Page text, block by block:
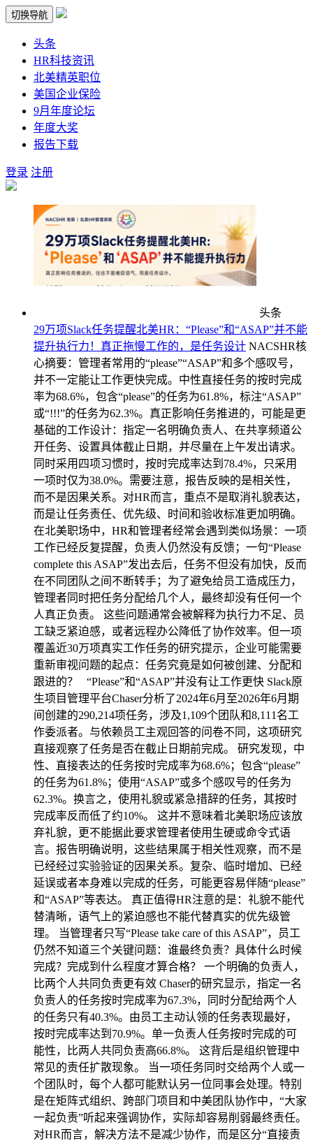
切换导航
头条
HR科技资讯
北美精英职位
美国企业保险
9月年度论坛
年度大奖
报告下载
登录 注册
头条
29万项Slack任务提醒北美HR：“Please”和“ASAP”并不能
提升执行力！真正拖慢工作的，是任务设计 NACSHR核
心摘要：管理者常用的“please”“ASAP”和多个感叹号，
并不一定能让工作更快完成。中性直接任务的按时完成
率为68.6%，包含“please”的任务为61.8%，标注“ASAP”
或“!!!”的任务为62.3%。真正影响任务推进的，可能是更
基础的工作设计：指定一名明确负责人、在共享频道公
开任务、设置具体截止日期，并尽量在上午发出请求。
同时采用四项习惯时，按时完成率达到78.4%，只采用
一项时仅为38.0%。需要注意，报告反映的是相关性，
而不是因果关系。对HR而言，重点不是取消礼貌表达，
而是让任务责任、优先级、时间和验收标准更加明确。
在北美职场中，HR和管理者经常会遇到类似场景：一项
工作已经反复提醒，负责人仍然没有反馈；一句“Please
complete this ASAP”发出去后，任务不但没有加快，反而
在不同团队之间不断转手；为了避免给员工造成压力，
管理者同时把任务分配给几个人，最终却没有任何一个
人真正负责。 这些问题通常会被解释为执行力不足、员
工缺乏紧迫感，或者远程办公降低了协作效率。但一项
覆盖近30万项真实工作任务的研究提示，企业可能需要
重新审视问题的起点：任务究竟是如何被创建、分配和
跟进的？ “Please”和“ASAP”并没有让工作更快 Slack原
生项目管理平台Chaser分析了2024年6月至2026年6月期
间创建的290,214项任务，涉及1,109个团队和8,111名工
作委派者。与依赖员工主观回答的问卷不同，这项研究
直接观察了任务是否在截止日期前完成。 研究发现，中
性、直接表达的任务按时完成率为68.6%；包含“please”
的任务为61.8%；使用“ASAP”或多个感叹号的任务为
62.3%。换言之，使用礼貌或紧急措辞的任务，其按时
完成率反而低了约10%。 这并不意味着北美职场应该放
弃礼貌，更不能据此要求管理者使用生硬或命令式语
言。报告明确说明，这些结果属于相关性观察，而不是
已经经过实验验证的因果关系。复杂、临时增加、已经
延误或者本身难以完成的任务，可能更容易伴随“please”
和“ASAP”等表达。 真正值得HR注意的是：礼貌不能代
替清晰，语气上的紧迫感也不能代替真实的优先级管
理。 当管理者只写“Please take care of this ASAP”，员工
仍然不知道三个关键问题：谁最终负责？具体什么时候
完成？完成到什么程度才算合格？ 一个明确的负责人，
比两个人共同负责更有效 Chaser的研究显示，指定一名
负责人的任务按时完成率为67.3%，同时分配给两个人
的任务只有40.3%。由员工主动认领的任务表现最好，
按时完成率达到70.9%。单一负责人任务按时完成的可
能性，比两人共同负责高66.8%。 这背后是组织管理中
常见的责任扩散现象。 当一项任务同时交给两个人或一
个团队时，每个人都可能默认另一位同事会处理。特别
是在矩阵式组织、跨部门项目和中美团队协作中，“大家
一起负责”听起来强调协作，实际却容易削弱最终责任。
对HR而言，解决方法不是减少协作，而是区分“直接责